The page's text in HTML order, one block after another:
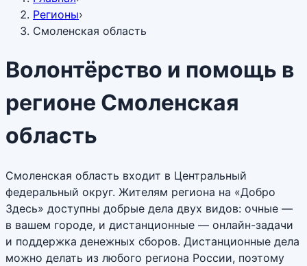
Регионы›
Смоленская область
Волонтёрство и помощь в
регионе Смоленская
область
Смоленская область входит в Центральный
федеральный округ. Жителям региона на «Добро
Здесь» доступны добрые дела двух видов: очные —
в вашем городе, и дистанционные — онлайн-задачи
и поддержка денежных сборов. Дистанционные дела
можно делать из любого региона России, поэтому